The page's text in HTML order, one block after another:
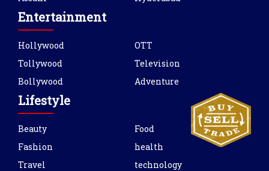
Entertainment
Hollywood
Tollywood
Bollywood
OTT
Television
Adventure
Lifestyle
Beauty
Fashion
Travel
Food
health
technology